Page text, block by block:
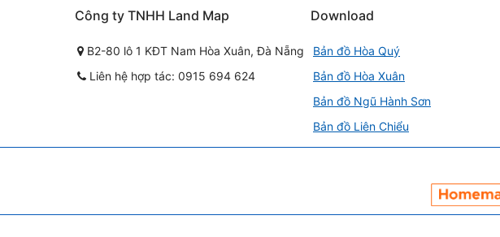
Công ty TNHH Land Map
B2-80 lô 1 KĐT Nam Hòa Xuân, Đà Nẵng
Liên hệ hợp tác: 0915 694 624
Download
Bản đồ Hòa Quý
Bản đồ Hòa Xuân
Bản đồ Ngũ Hành Sơn
Bản đồ Liên Chiểu